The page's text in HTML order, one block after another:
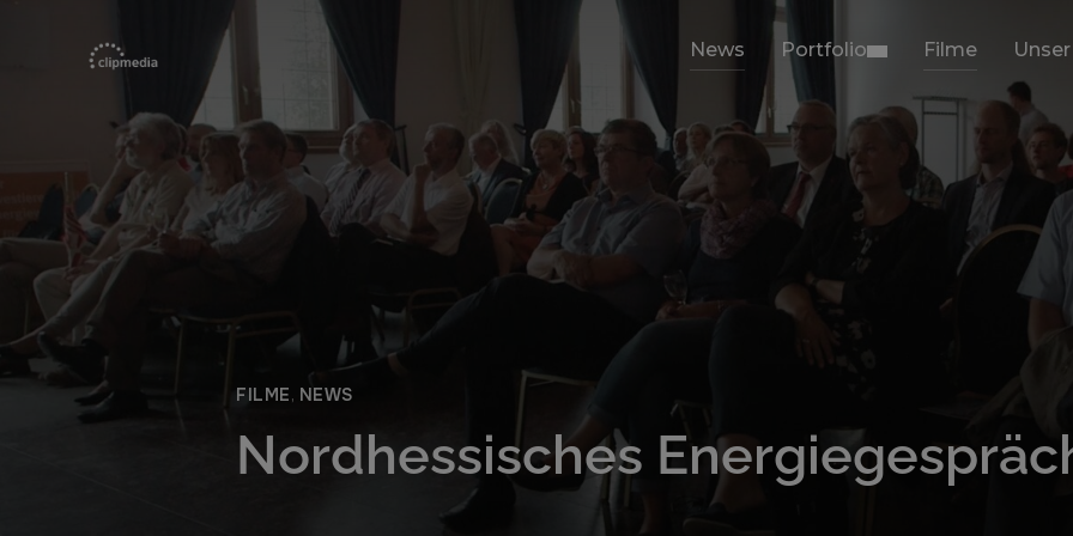
News Portfolio Filme
FILME, NEWS
Nordhessisches